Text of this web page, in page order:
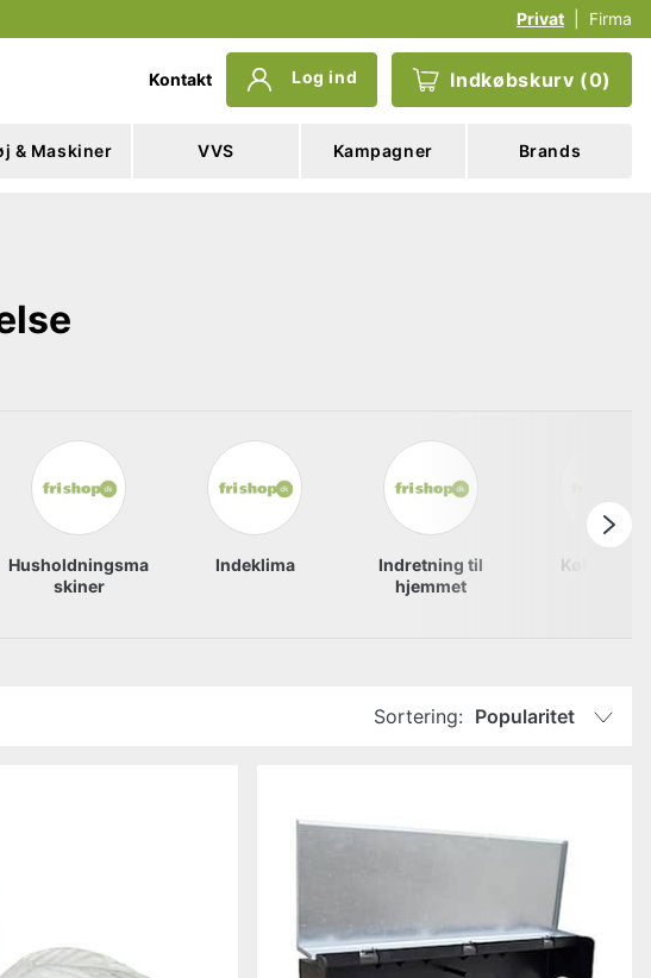
Privat Firma
Kontakt Log ind Indkøbskurv (0)
& Maskiner VVS Kampagner Brands
Husholdningsma
skiner
Indeklima
Indretning til
hjemmet
Sortering: Popularitet